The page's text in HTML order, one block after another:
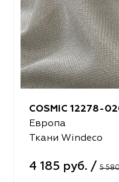
COSMIC 12278-
Европа
Ткани Windeco
4 185 руб. / 5